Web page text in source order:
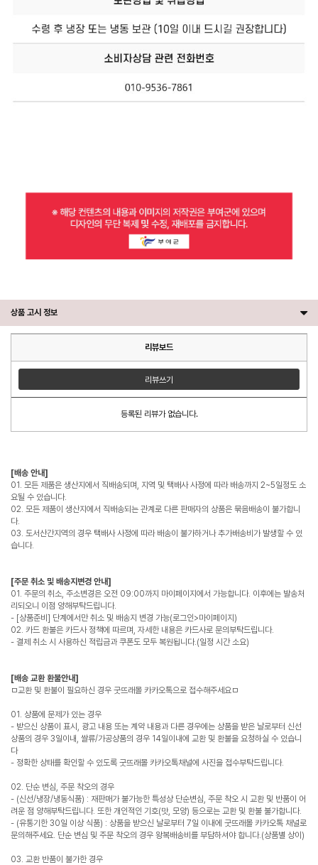
상품 고시 정보
리뷰보드
리뷰쓰기
등록된 리뷰가 없습니다.
[배송 안내]
01. 모든 제품은 생산지에서 직배송되며, 지역 및 택배사 사정에 따라 배송까지 2~5일정도 소
요될 수 있습니다.
02. 모든 제품이 생산지에서 직배송되는 관계로 다른 판매자의 상품은 묶음배송이 불가합니
다.
03. 도서산간지역의 경우 택배사 사정에 따라 배송이 불가하거나 추가배송비가 발생할 수 있
습니다.
[주문 취소 및 배송지변경 안내]
01. 주문의 취소, 주소변경은 오전 09:00까지 마이페이지에서 가능합니다. 이후에는 발송처
리되오니 이점 양해부탁드립니다.
- [상품준비] 단계에서만 취소 및 배송지 변경 가능(로그인>마이페이지)
02. 카드 환불은 카드사 정책에 따르며, 자세한 내용은 카드사로 문의부탁드립니다.
- 결제 취소 시 사용하신 적립금과 쿠폰도 모두 복원됩니다.(일정 시간 소요)
[배송 교환 환불안내]
ㅁ교환 및 환불이 필요하신 경우 굿뜨래몰 카카오톡으로 접수해주세요ㅁ
01. 상품에 문제가 있는 경우
- 받으신 상품이 표시, 광고 내용 또는 계약 내용과 다른 경우에는 상품을 받은 날로부터 신선
상품의 경우 3일이내, 쌀류/가공상품의 경우 14일이내에 교환 및 환불을 요청하실 수 있습니
다
- 정확한 상태를 확인할 수 있도록 굿뜨래몰 카카오톡채널에 사진을 접수부탁드립니다.
02. 단순 변심, 주문 착오의 경우
- (신선/냉장/냉동식품) : 재판매가 불가능한 특성상 단순변심, 주문 착오 시 교환 및 반품이 어
려운 점 양해부탁드립니다. 또한 개인적인 기호(맛, 모양) 등으로는 교환 및 환불 불가합니다.
- (유통기한 30일 이상 식품) : 상품을 받으신 날로부터 7일 이내에 굿뜨래몰 카카오톡 채널로
문의해주세요. 단순 변심 및 주문 착오의 경우 왕복배송비를 부담하셔야 합니다.(상품별 상이)
03. 교환 반품이 불가한 경우